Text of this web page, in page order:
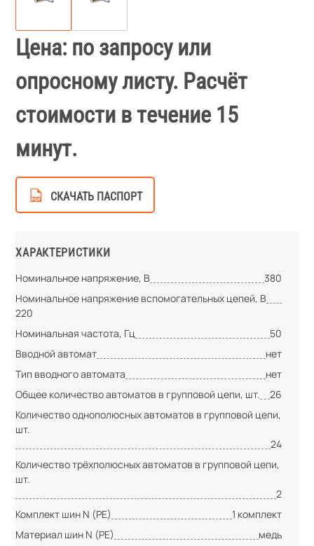
Цена: по запросу или
опросному листу. Расчёт
стоимости в течение 15
минут.
СКАЧАТЬ ПАСПОРТ
ХАРАКТЕРИСТИКИ
Номинальное напряжение, В
380
Номинальное напряжение вспомогательных цепей, В
220
Номинальная частота, Гц
50
Вводной автомат
нет
Тип вводного автомата
нет
Общее количество автоматов в групповой цепи, шт.
26
Количество однополюсных автоматов в групповой цепи,
шт.
24
Количество трёхполюсных автоматов в групповой цепи,
шт.
2
Комплект шин N (PE)
1 комплект
Материал шин N (PE)
медь